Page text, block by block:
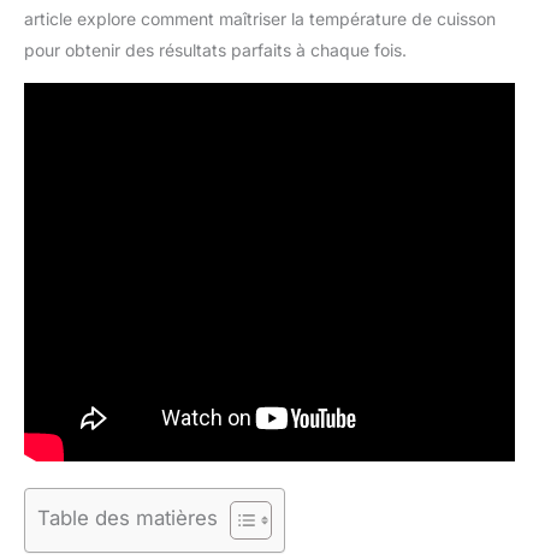
article explore comment maîtriser la température de cuisson
pour obtenir des résultats parfaits à chaque fois.
Table des matières